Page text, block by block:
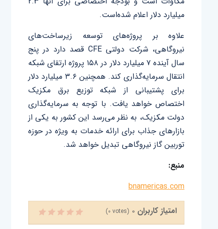
میلیارد دلار اعلام شده‌است.
علاوه بر پروژه‌های توسعه زیرساخت‌های
نیروگاهی، شرکت دولتی CFE قصد دارد در پنج
سال آینده ۷ میلیارد دلار در ۱۵۸ پروژه ارتقای شبکه
انتقال سرمایه‌گذاری کند. همچنین ۳.۶ میلیارد دلار
برای پشتیبانی از شبکه توزیع برق مکزیک
اختصاص خواهد یافت. با توجه به سرمایه‌گذاری
دولت مکزیک، به نظر می‌رسد این کشور به یکی از
بازار‌های جذاب برای ارائه خدمات به ویژه در حوزه
توربین گاز نیروگاهی تبدیل خواهد شد.
منبع:
bnamericas.com
امتیاز کاربران 0
(0 votes)